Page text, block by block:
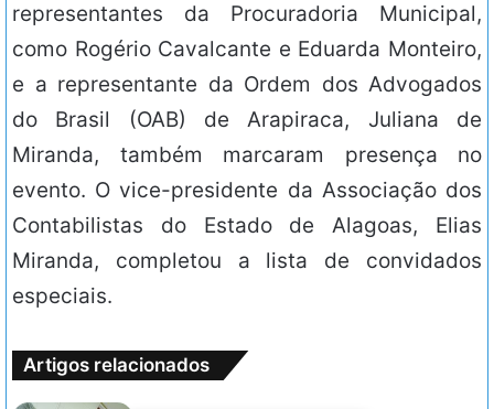
representantes da Procuradoria Municipal,
como Rogério Cavalcante e Eduarda Monteiro,
e a representante da Ordem dos Advogados
do Brasil (OAB) de Arapiraca, Juliana de
Miranda, também marcaram presença no
evento. O vice-presidente da Associação dos
Contabilistas do Estado de Alagoas, Elias
Miranda, completou a lista de convidados
especiais.
Artigos relacionados